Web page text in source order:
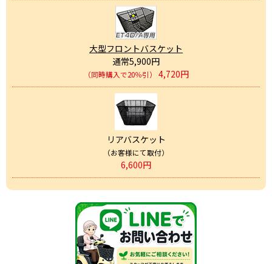
大型フロントバスケット
通常5,900円
（同時購入で20％引） 4,720円
リアバスケット
（お客様にて取付）
6,600円